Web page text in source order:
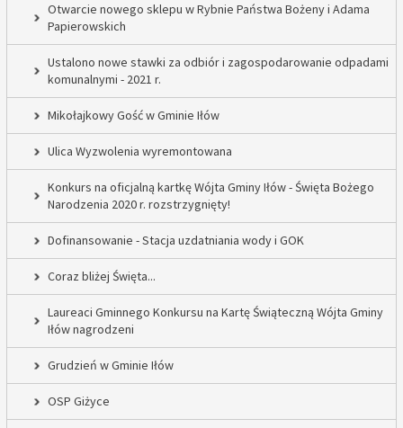
Otwarcie nowego sklepu w Rybnie Państwa Bożeny i Adama
Papierowskich
Ustalono nowe stawki za odbiór i zagospodarowanie odpadami
komunalnymi - 2021 r.
Mikołajkowy Gość w Gminie Iłów
Ulica Wyzwolenia wyremontowana
Konkurs na oficjalną kartkę Wójta Gminy Iłów - Święta Bożego
Narodzenia 2020 r. rozstrzygnięty!
Dofinansowanie - Stacja uzdatniania wody i GOK
Coraz bliżej Święta...
Laureaci Gminnego Konkursu na Kartę Świąteczną Wójta Gminy
Iłów nagrodzeni
Grudzień w Gminie Iłów
OSP Giżyce